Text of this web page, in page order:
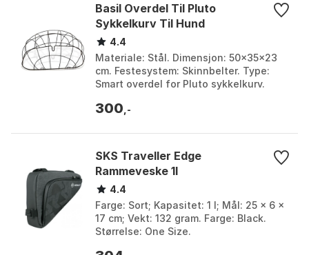
Basil Overdel Til Pluto
Sykkelkurv Til Hund
4.4
Materiale: Stål. Dimensjon: 50x35x23
cm. Festesystem: Skinnbelter. Type:
Smart overdel for Pluto sykkelkurv.
300 ,-
SKS Traveller Edge
Rammeveske 1l
4.4
Farge: Sort; Kapasitet: 1 l; Mål: 25 x 6 x
17 cm; Vekt: 132 gram. Farge: Black.
Størrelse: One Size.